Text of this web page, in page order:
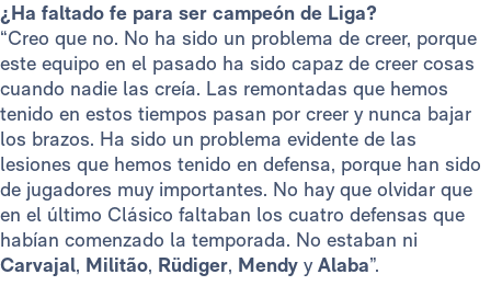
¿Ha faltado fe para ser campeón de Liga?
“Creo que no. No ha sido un problema de creer, porque
este equipo en el pasado ha sido capaz de creer cosas
cuando nadie las creía. Las remontadas que hemos
tenido en estos tiempos pasan por creer y nunca bajar
los brazos. Ha sido un problema evidente de las
lesiones que hemos tenido en defensa, porque han sido
de jugadores muy importantes. No hay que olvidar que
en el último Clásico faltaban los cuatro defensas que
habían comenzado la temporada. No estaban ni
Carvajal, Militão, Rüdiger, Mendy yAlaba”.